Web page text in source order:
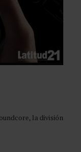
la división